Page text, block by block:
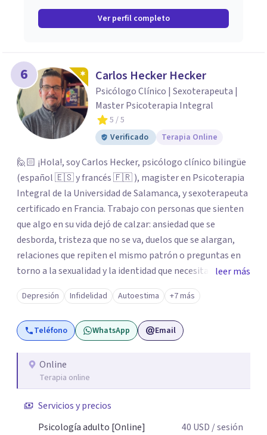
Ver perfil completo
6 Carlos Hecker Hecker
Psicólogo Clínico | Sexoterapeuta |
Master Psicoterapia Integral
5 / 5
Verificado
Terapia Online
🙋🏻 ¡Hola!, soy Carlos Hecker, psicólogo clínico bilingüe
(español 🇪🇸 y francés 🇫🇷 ), magister en Psicoterapia
Integral de la Universidad de Salamanca, y sexoterapeuta
certificado en Francia. Trabajo con personas que sienten
que algo en su vida dejó de calzar: ansiedad que se
desborda, tristeza que no se va, duelos que se alargan,
relaciones que repiten el mismo patrón o preguntas en
torno a la sexualidad y la identidad que necesitan un
espacio seguro para ser habladas. Mi orientación teórica
integra una mirada Humanista-Relacional con Terapia
Breve, donde el modo en que te vinculas ocupa un lugar
central: cómo te relacionas contigo, con las demás
psicoterapia, cuento con especialización en sexoterapia,
por lo que también acompaño temas de salud sexual,
dificultades en el deseo, intimidad, orientación o
identidad. Busco que el espacio terapéutico sea un lugar
leer más
Depresión Infidelidad Autoestima +7 más
Teléfono WhatsApp Email
Online
Terapia online
Servicios y precios
Psicología adulto [Online]
40 USD / sesión